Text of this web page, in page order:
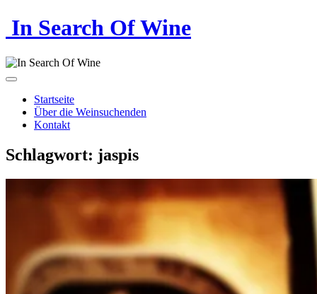
In Search Of Wine
Startseite
Über die Weinsuchenden
Kontakt
Schlagwort: jaspis